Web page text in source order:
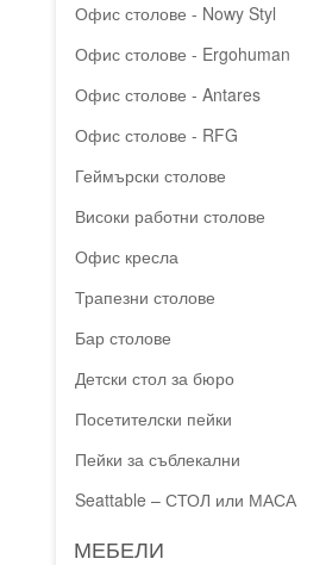
Офис столове - Nowy Styl
Офис столове - Ergohuman
Офис столове - Antares
Офис столове - RFG
Геймърски столове
Високи работни столове
Офис кресла
Трапезни столове
Бар столове
Детски стол за бюро
Посетителски пейки
Пейки за съблекални
Seattable – СТОЛ или МАСА
МЕБЕЛИ